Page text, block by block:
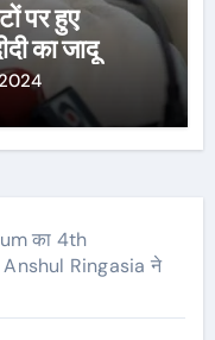
पर हुए
का जादू
का 4th
Ringasia ने